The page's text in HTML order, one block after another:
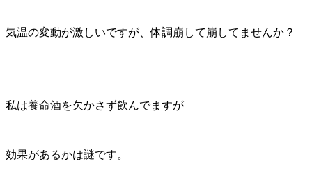
気温の変動が激しいですが、体調崩して崩してませんか？
私は養命酒を欠かさず飲んでますが
効果があるかは謎です。